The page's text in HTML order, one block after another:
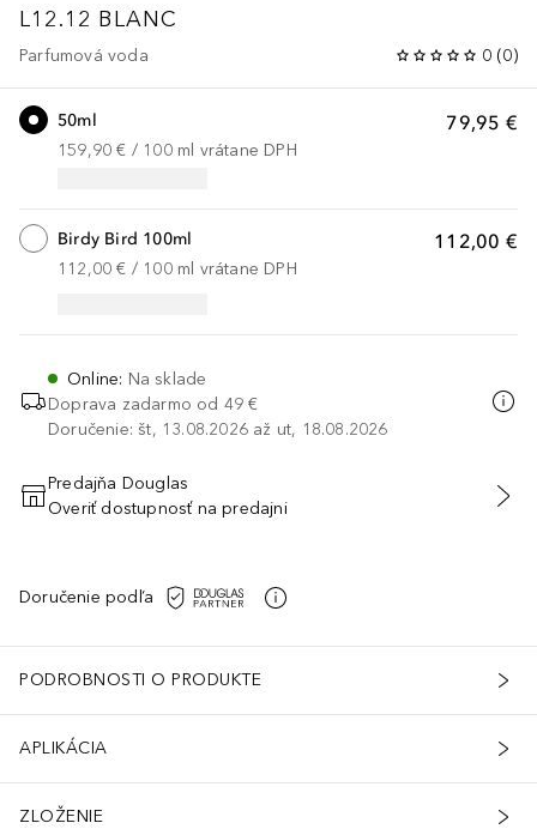
L12.12 BLANC
Parfumová voda 0 (0)
79,95 €
50ml
159,90 € / 100 ml vrátane DPH
112,00 €
Birdy Bird 100ml
112,00 € / 100 ml vrátane DPH
Online: Na sklade
Doprava zadarmo od 49 €
Doručenie: št, 13.08.2026 až ut, 18.08.2026
PRIDAŤ DO KOŠÍKA
Predajňa Douglas
Overiť dostupnosť na predajni
Doručenie podľa
PODROBNOSTI O PRODUKTE
APLIKÁCIA
ZLOŽENIE